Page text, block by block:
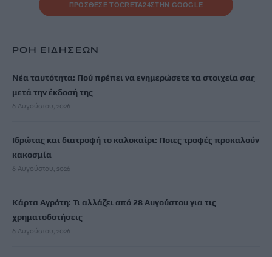
ΠΡΟΣΘΕΣΕ ΤΟCRETA24ΣΤΗΝ GOOGLE
ΡΟΗ ΕΙΔΗΣΕΩΝ
Νέα ταυτότητα: Πού πρέπει να ενημερώσετε τα στοιχεία σας
μετά την έκδοσή της
6 Αυγούστου, 2026
Ιδρώτας και διατροφή το καλοκαίρι: Ποιες τροφές προκαλούν
κακοσμία
6 Αυγούστου, 2026
Κάρτα Αγρότη: Τι αλλάζει από 28 Αυγούστου για τις
χρηματοδοτήσεις
6 Αυγούστου, 2026